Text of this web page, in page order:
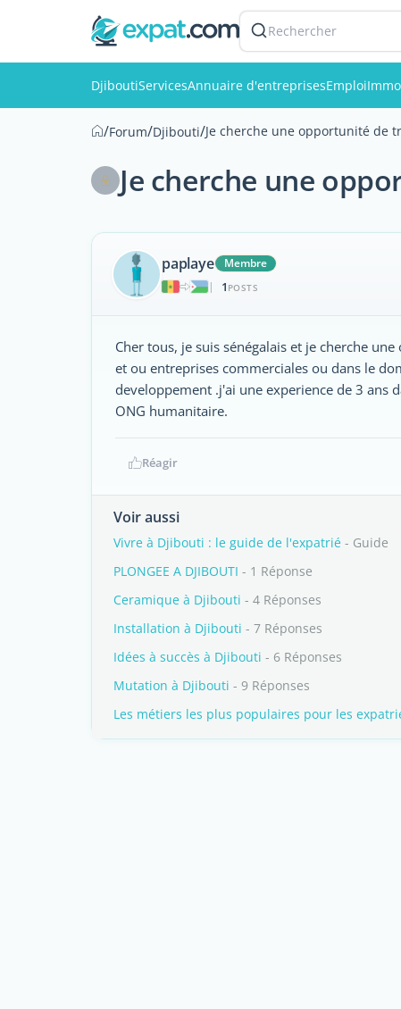
Rechercher
DjiboutiServicesAnnuaire d'entreprisesEmploi
/Forum/Djibouti/Je cherche une opportunité de
Je cherche une
paplaye
Membre
|
1 POSTS
Cher tous, je suis sénégalais et je cherche
et ou entreprises commerciales ou dans le
developpement .j'ai une experience de 3 ans
ONG humanitaire.
Réagir
Voir aussi
Vivre à Djibouti : le guide de l'expatrié - Guide
PLONGEE A DJIBOUTI - 1 Réponse
Ceramique à Djibouti - 4 Réponses
Installation à Djibouti - 7 Réponses
Idées à succès à Djibouti - 6 Réponses
Mutation à Djibouti - 9 Réponses
Les métiers les plus populaires pour les